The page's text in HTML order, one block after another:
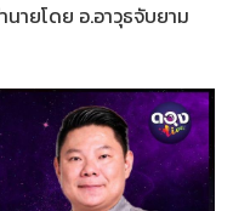
ายโดย อ.อาวุธจับยาม